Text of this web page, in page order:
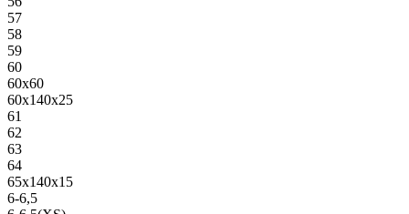
57
58
59
60
60х60
60х140х25
61
62
63
64
65х140х15
6-6,5